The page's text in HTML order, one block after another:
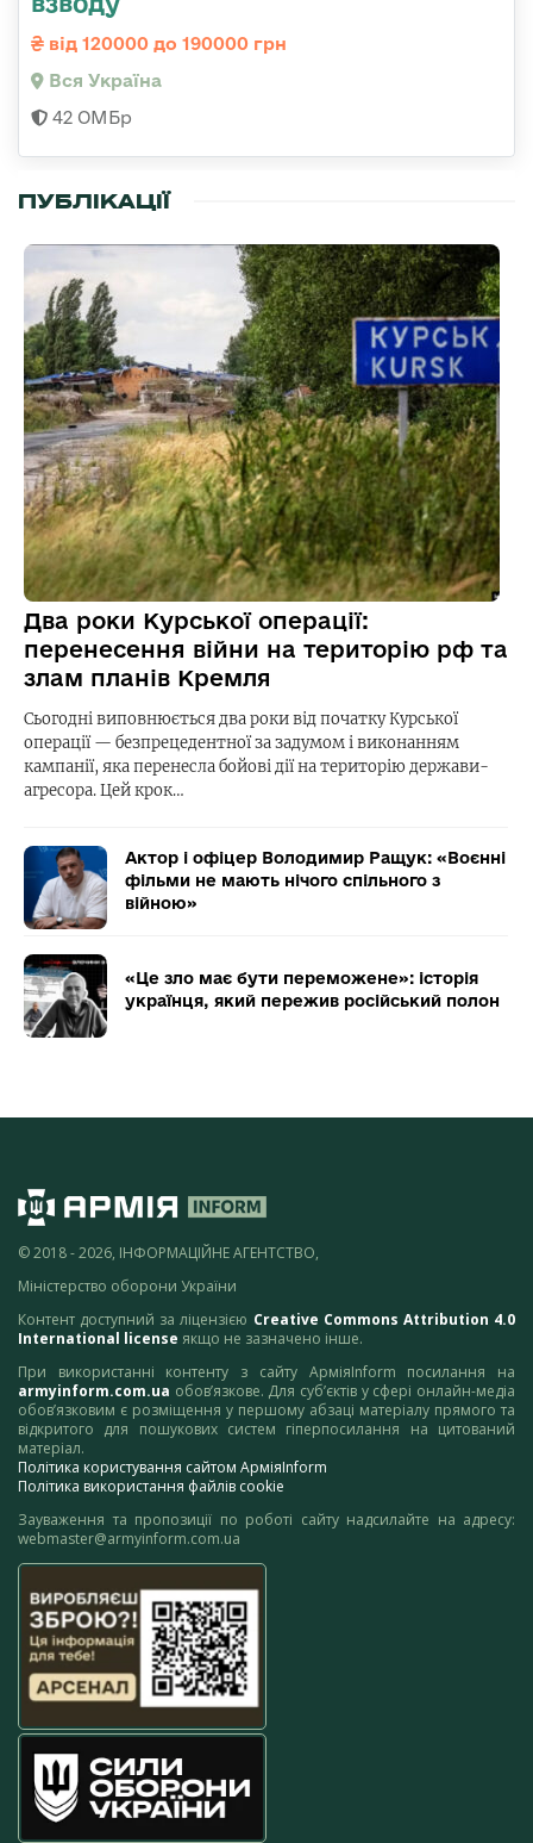
від 120000 до 190000 грн
Вся Україна
42 ОМБр
ПУБЛІКАЦІЇ
Два роки Курської операції:
перенесення війни на територію рф та
злам планів Кремля
Сьогодні виповнюється два роки від початку Курської
операції — безпрецедентної за задумом і виконанням
кампанії, яка перенесла бойові дії на територію держави-
агресора. Цей крок…
Актор і офіцер Володимир Ращук: «Воєнні
фільми не мають нічого спільного з
війною»
«Це зло має бути переможене»: історія
українця, який пережив російський полон
© 2018 - 2026, ІНФОРМАЦІЙНЕ АГЕНТСТВО,
Міністерство оборони України
Контент доступний за ліцензією Creative Commons Attribution 4.0
International license якщо не зазначено інше.
При використанні контенту з сайту АрміяInform посилання на
armyinform.com.ua обов’язкове. Для суб’єктів у сфері онлайн-медіа
обов’язковим є розміщення у першому абзаці матеріалу прямого та
відкритого для пошукових систем гіперпосилання на цитований
матеріал.
Політика користування сайтом АрміяInform
Політика використання файлів cookie
Зауваження та пропозиції по роботі сайту надсилайте на адресу:
webmaster@armyinform.com.ua